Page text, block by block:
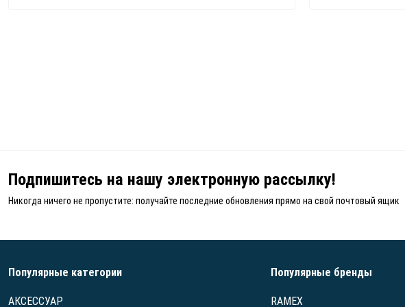
Подпишитесь на нашу электронную рассылку!
Никогда ничего не пропустите: получайте последние обновления прямо на свой почтовый ящик
Популярные категории
АКСЕССУАР
Популярные бренды
RAMEX